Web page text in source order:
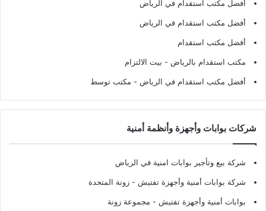
أفضل مكتب استقدام في الرياض
أفضل مكتب استقدام في الرياض
أفضل مكتب استقدام
مكتب استقدام بالرياض - بيت الالتزام
أفضل مكتب استقدام في الرياض - مكتب توسط
شركات بوابات وأجهزة وأنظمة أمنية
شركة بيع وتأجير بوابات امنية في الرياض
شركة بوابات أمنية وأجهزة تفتيش - زونة المتحدة
بوابات أمنية وأجهزة تفتيش - مجموعة زونة